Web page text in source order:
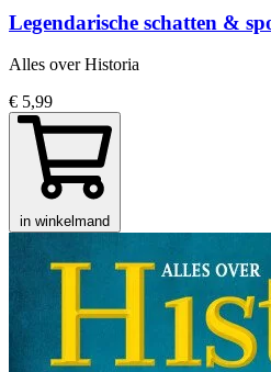
Legendarische schatten &
Alles over Historia
€ 5,99
in winkelmand